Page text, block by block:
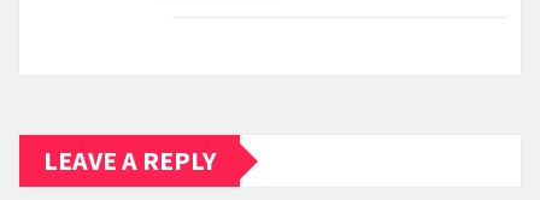
LEAVE A REPLY